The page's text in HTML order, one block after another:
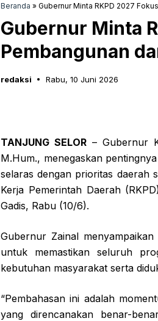
Beranda » Gubernur Minta RKPD 2027
Gubernur Minta
Pembangunan
redaksi Rabu, 10 Juni 2026
TANJUNG SELOR– Gubernur
M.Hum., menegaskan
selaras dengan prioritas daerah
Kerja Pemerintah Daerah
Gadis, Rabu (10/6).
Gubernur Zainal
untuk memastikan seluruh
kebutuhan masyarakat serta
“Pembahasan ini adalah
yang direncanakan benar-